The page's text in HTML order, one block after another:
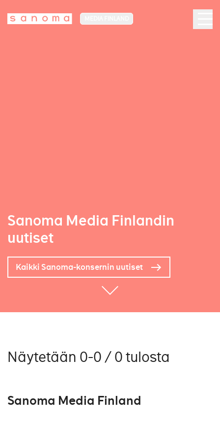
Sanoma Media Finlandin
uutiset
Kaikki Sanoma-konsernin uutiset
Näytetään 0-0 / 0 tulosta
Sanoma Media Finland